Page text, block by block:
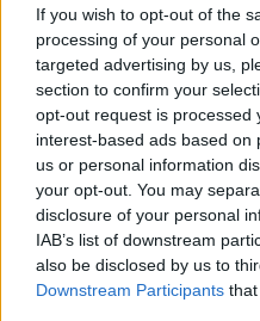
If you wish to opt-out of the
processing of your personal
targeted advertising by us,
section to confirm your
opt-out request is processed
interest-based ads based on
us or personal information
your opt-out. You may
disclosure of your personal
IAB’s list of downstream
also be disclosed by us to
Downstream Participants
εντοπίσει φορείς
Σε ορισμένες χώρες,
Ελλάδα, ο έλεγχος
θαλασσαιμία είναι
διασφαλιστεί η
θεραπεία της νόσου.
Σε ορισμένους
πληθυσμός της
μεταφορέα μπορεί